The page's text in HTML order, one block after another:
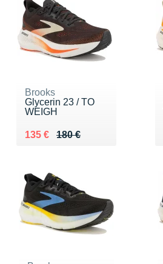
Brooks
Glycerin 23 / TO
WEIGH
180 €
Au lieu de 180 €
135 €
Vendu 135 €